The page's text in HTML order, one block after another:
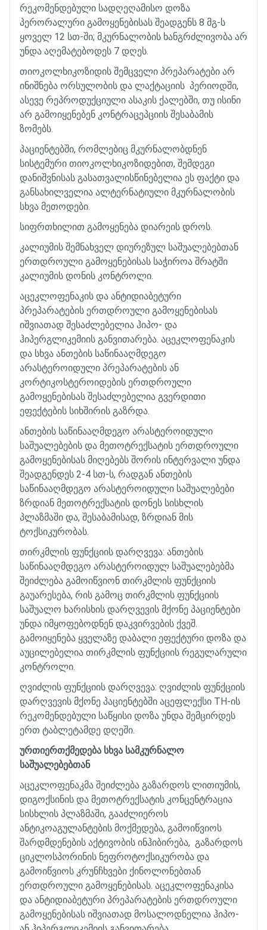
რეკომენდებული სადღეღამისო დოზა
პერორალური გამოყენებისას შეადგენს 8 მგ-ს
ყოველ 12 სთ-ში; მკურნალობის ხანგრძლივობა არ
უნდა აღემატებოდეს 7 დღეს.
თიოკოლხიკოზიდის შემცველი პრეპარატები არ
ინიშნება ორსულობის და ლაქტაციის პერიოდში,
ასევე რეპროდუქციული ასაკის ქალებში, თუ ისინი
არ გამოიყენებენ კონტრაცეპციის შესაბამის
ზომებს.
პაციენტებში, რომლებიც მკურნალობდნენ
სისტემური თიოკოლხიკოზიდებით, შემდეგი
დანიშვნისას გასათვალისწინებელია ეს ფაქტი და
განსახილველია ალტერნატიული მკურნალობის
სხვა მეთოდები.
სიფრთხილით გამოყენება დიარეის დროს.
კალიუმის შემნახველ დიურეზულ საშუალებებთან
ერთდროული გამოყენებისას საჭიროა შრატში
კალიუმის დონის კონტროლი.
აცეკლოფენაკის და ანტიდიაბეტური
პრეპარატების ერთდროული გამოყენებისას
იშვიათად შესაძლებელია ჰიპო- და
ჰიპერგლიკემიის განვითარება. აცეკლოფენაკის
და სხვა ანთების საწინააღმდეგო
არასტეროიდული პრეპარატების ან
კორტიკოსტეროიდების ერთდროული
გამოყენებისას შესაძლებელია გვერდითი
ეფექტების სიხშირის გაზრდა.
ანთების საწინააღმდეგო არასტეროიდული
საშუალებების და მეთოტრექსატის ერთდროული
გამოყენებისას მიღებებს შორის ინტერვალი უნდა
შეადგენდეს 2-4 სთ-ს, რადგან ანთების
საწინააღმდეგო არასტეროიდული საშუალებები
ზრდიან მეთოტრექსატის დონეს სისხლის
პლაზმაში და, შესაბამისად, ზრდიან მის
ტოქსიკურობას.
თირკმლის ფუნქციის დარღვევა: ანთების
საწინააღმდეგო არასტეროიდულ საშუალებებმა
შეიძლება გამოიწვიონ თირკმლის ფუნქციის
გაუარესება, რის გამოც თირკმლის ფუნქციის
საშუალო ხარისხის დარღვევის მქონე პაციენტები
უნდა იმყოფებოდნენ დაკვირვების ქვეშ.
გამოიყენება ყველაზე დაბალი ეფექტური დოზა და
აუცილებელია თირკმლის ფუნქციის რეგულარული
კონტროლი.
ღვიძლის ფუნქციის დარღვევა: ღვიძლის ფუნქციის
დარღვევის მქონე პაციენტებში აცეფლექსი TH-ის
რეკომენდებული საწყისი დოზა უნდა შემცირდეს
ერთ ტაბლეტამდე დღეში.
ურთიერთქმედება სხვა სამკურნალო
საშუალებებთან
აცეკლოფენაკმა შეიძლება გაზარდოს ლითიუმის,
დიგოქსინის და მეთოტრექსატის კონცენტრაცია
სისხლის პლაზმაში, გააძლიეროს
ანტიკოაგულანტების მოქმედება, გამოიწვიოს
შარდმდენების აქტივობის ინჰიბირება, გაზარდოს
ციკლოსპორინის ნეფროტოქსიკურობა და
გამოიწვიოს კრუნჩხვები ქინოლონებთან
ერთდროული გამოყენებისას. აცეკლოფენაკისა
და ანტიდიაბეტური პრეპარატების ერთდროული
გამოყენებისას იშვიათად მოსალოდნელია ჰიპო-